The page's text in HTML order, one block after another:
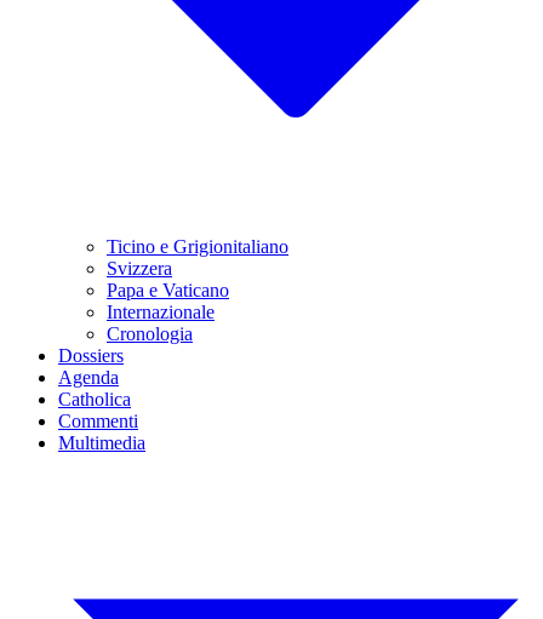
Ticino e Grigionitaliano
Svizzera
Papa e Vaticano
Internazionale
Cronologia
Dossiers
Agenda
Catholica
Commenti
Multimedia